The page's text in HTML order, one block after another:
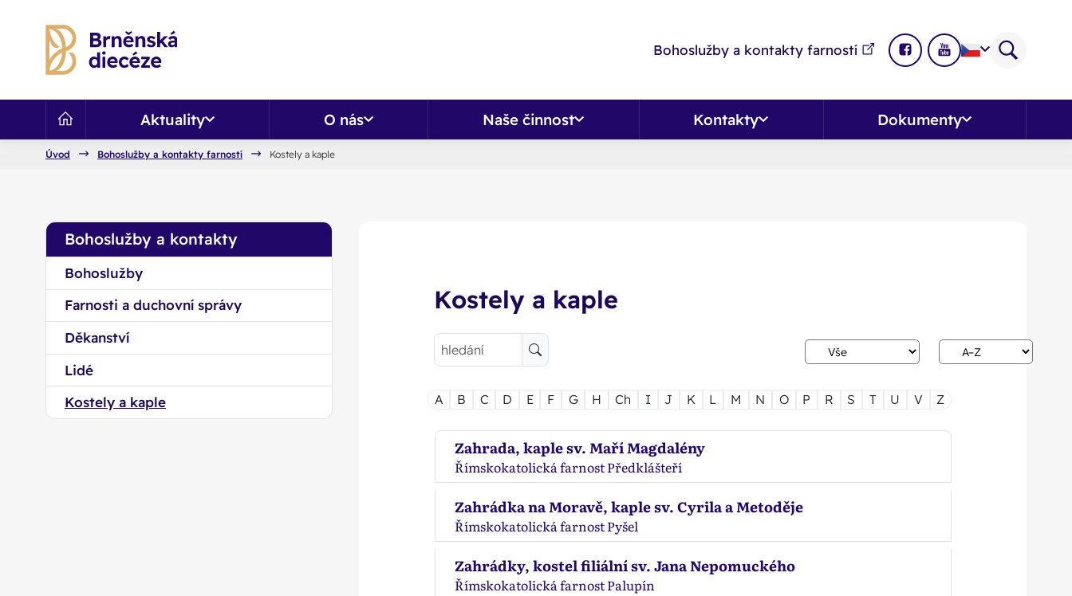
Aktuality O nás Naše činnost Kontakty Dokumenty
Bohoslužby a kontakty farností
Úvod Bohoslužby a kontakty farností Kostely a kaple
Bohoslužby a kontakty
Bohoslužby
Farnosti a duchovní správy
Děkanství
Lidé
Kostely a kaple
Kostely a kaple
A B C D E F G H Ch I J K L M N O P R S T U V Z
Zahrada, kaple sv. Maří Magdalény
Římskokatolická farnost Předklášteří
Zahrádka na Moravě, kaple sv. Cyrila a Metoděje
Římskokatolická farnost Pyšel
Zahrádky, kostel filiální sv. Jana Nepomuckého
Římskokatolická farnost Palupín